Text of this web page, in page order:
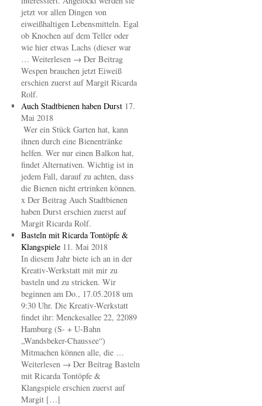
jetzt vor allen Dingen von
eiweißhaltigen Lebensmitteln. Egal
ob Knochen auf dem Teller oder
wie hier etwas Lachs (dieser war
… Weiterlesen → Der Beitrag
Wespen brauchen jetzt Eiweiß
erschien zuerst auf Margit Ricarda
Rolf.
Auch Stadtbienen haben Durst 17.
Mai 2018
Wer ein Stück Garten hat, kann
ihnen durch eine Bienentränke
helfen. Wer nur einen Balkon hat,
findet Alternativen. Wichtig ist in
jedem Fall, darauf zu achten, dass
die Bienen nicht ertrinken können.
x Der Beitrag Auch Stadtbienen
haben Durst erschien zuerst auf
Margit Ricarda Rolf.
Basteln mit Ricarda Tontöpfe &
Klangspiele 11. Mai 2018
In diesem Jahr biete ich an in der
Kreativ-Werkstatt mit mir zu
basteln und zu stricken. Wir
beginnen am Do., 17.05.2018 um
9:30 Uhr. Die Kreativ-Werkstatt
findet ihr: Menckesallee 22, 22089
Hamburg (S- + U-Bahn
„Wandsbeker-Chaussee“)
Mitmachen können alle, die …
Weiterlesen → Der Beitrag Basteln
mit Ricarda Tontöpfe &
Klangspiele erschien zuerst auf
Margit […]